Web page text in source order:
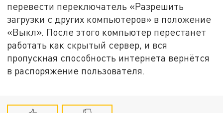
перевести переключатель «Разрешить
загрузки с других компьютеров» в положение
«Выкл». После этого компьютер перестанет
работать как скрытый сервер, и вся
пропускная способность интернета вернётся
в распоряжение пользователя.